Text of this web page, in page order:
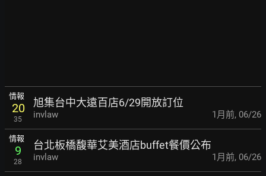
情報
20
35
旭集台中大遠百店6/29開放訂位
invlaw 1月前, 06/26
情報
9
28
台北板橋馥華艾美酒店buffet餐價公布
invlaw 1月前, 06/26